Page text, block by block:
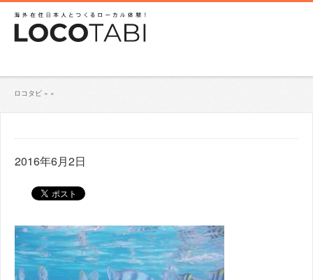
ロコタビ » »
2016年6月2日